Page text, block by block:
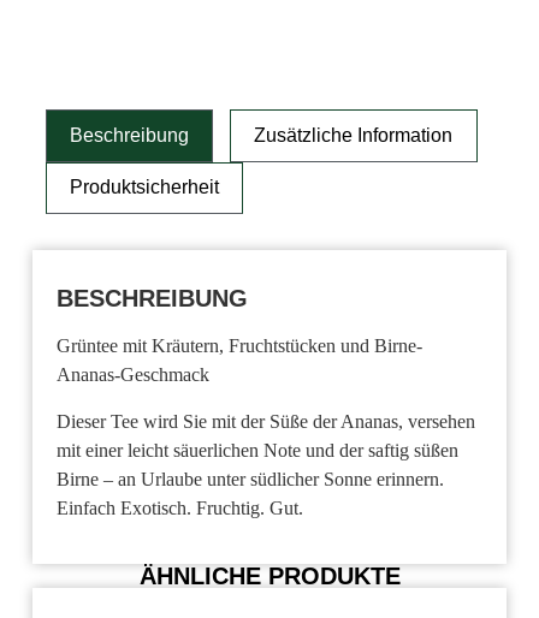
Beschreibung Zusätzliche Information
Produktsicherheit
BESCHREIBUNG
Grüntee mit Kräutern, Fruchtstücken und Birne-
Ananas-Geschmack
Dieser Tee wird Sie mit der Süße der Ananas, versehen
mit einer leicht säuerlichen Note und der saftig süßen
Birne – an Urlaube unter südlicher Sonne erinnern.
Einfach Exotisch. Fruchtig. Gut.
ÄHNLICHE PRODUKTE